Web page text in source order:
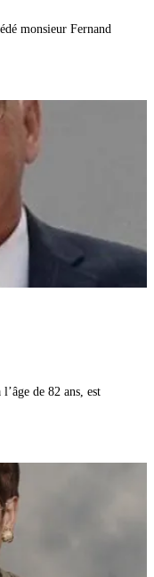
monsieur Fernand
de 82 ans, est